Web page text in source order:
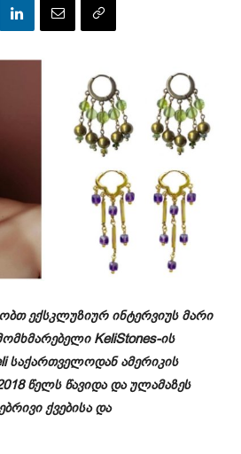
ექსკლუზიურ ინტერვიუს მარი
KeliStones-ის
საქართველოდან ამერიკის
წელს წავიდა და ულამაზეს
ქვებისა და